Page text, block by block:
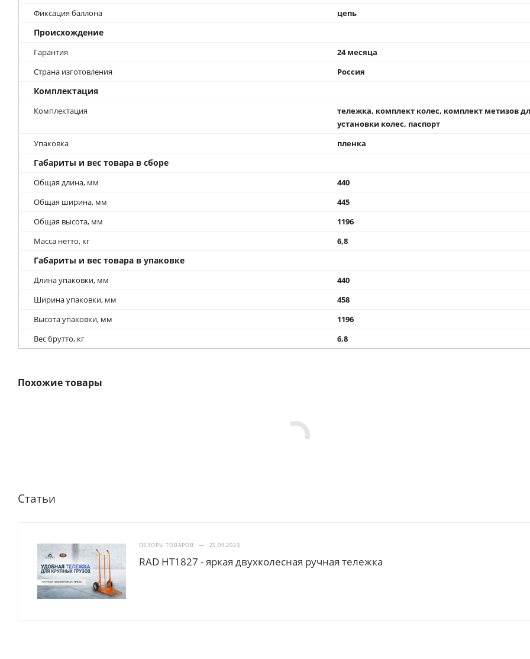
Фиксация баллона
цепь
Происхождение
Гарантия
24 месяца
Страна изготовления
Россия
Комплектация
Комплектация
тележка, комплект колес, комплект метизов
установки колес, паспорт
Упаковка
пленка
Габариты и вес товара в сборе
Общая длина, мм
440
Общая ширина, мм
445
Общая высота, мм
1196
Масса нетто, кг
6,8
Габариты и вес товара в упаковке
Длина упаковки, мм
440
Ширина упаковки, мм
458
Высота упаковки, мм
1196
Вес брутто, кг
6,8
Похожие товары
Статьи
ОБЗОРЫ ТОВАРОВ — 25.09.2023
RAD HT1827 - яркая двухколесная ручная тележка